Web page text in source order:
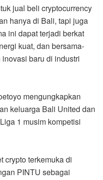
jual beli cryptocurrency
hanya di Bali, tapi juga
ini dapat terjadi berkat
kuat, dan bersama-
baru di industri
mengungkapkan
keluarga Bali United dan
1 musim kompetisi
crypto terkemuka di
PINTU sebagai